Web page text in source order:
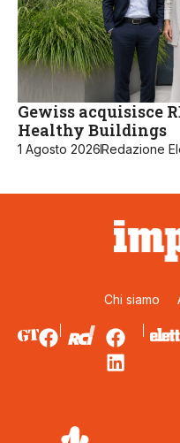
Gewiss acquisisce
Healthy Buildings
1 Agosto 2026Redazione
Chi siamo